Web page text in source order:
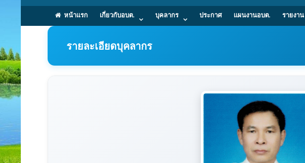
หน้าแรก เกี่ยวกับอบต. บุคลากร ประกาศ แผนงานอบต. รายงาน
รายละเอียดบุคลากร